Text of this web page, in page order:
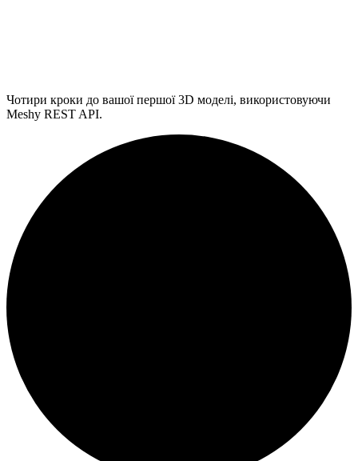
Чотири кроки до вашої першої 3D моделі, використовуючи
Meshy REST API.